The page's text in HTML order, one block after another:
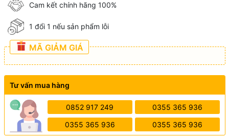
Cam kết chính hãng 100%
1 đổi 1 nếu sản phẩm lỗi
MÃ GIẢM GIÁ
Tư vấn mua hàng
0852 917 249 0355 365 936
0355 365 936 0355 365 936